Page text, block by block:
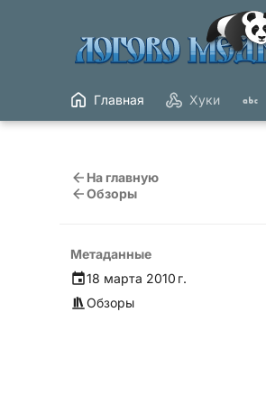
Главная Хуки
На главную
Обзоры
Метаданные
18 марта 2010 г.
Обзоры